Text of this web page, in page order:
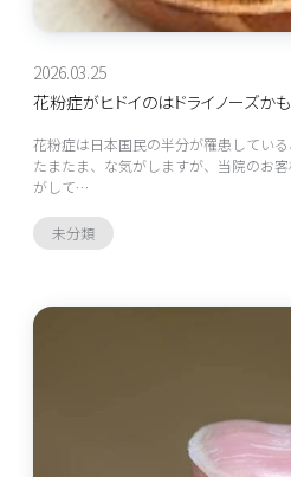
2026.03.25
花粉症がヒドイのはドライノーズかも
花粉症は日本国民の半分が罹患している
たまたま、な気がしますが、当院のお
がして…
未分類